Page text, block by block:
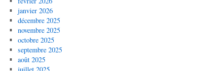
janvier 2026
décembre 2025
novembre 2025
octobre 2025
septembre 2025
août 2025